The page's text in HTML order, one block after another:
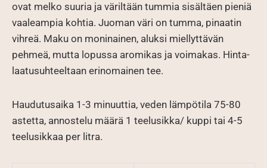
ovat melko suuria ja väriltään tummia sisältäen pieniä
vaaleampia kohtia. Juoman väri on tumma, pinaatin
vihreä. Maku on moninainen, aluksi miellyttävän
pehmeä, mutta lopussa aromikas ja voimakas. Hinta-
laatusuhteeltaan erinomainen tee.
Haudutusaika 1-3 minuuttia, veden lämpötila 75-80
astetta, annostelu määrä 1 teelusikka/ kuppi tai 4-5
teelusikkaa per litra.